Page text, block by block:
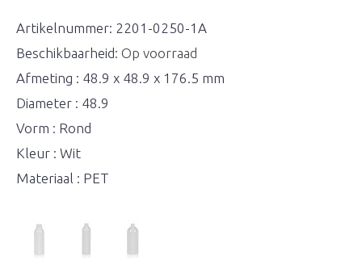
Artikelnummer: 2201-0250-1A
Beschikbaarheid: Op voorraad
Afmeting : 48.9 x 48.9 x 176.5 mm
Diameter : 48.9
Vorm : Rond
Kleur : Wit
Materiaal : PET